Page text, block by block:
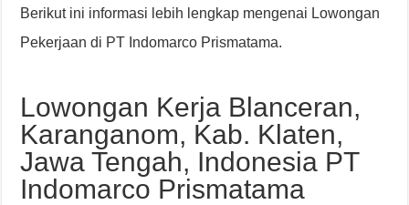
Berikut ini informasi lebih lengkap mengenai Lowongan
Pekerjaan di PT Indomarco Prismatama.
Lowongan Kerja Blanceran,
Karanganom, Kab. Klaten,
Jawa Tengah, Indonesia PT
Indomarco Prismatama